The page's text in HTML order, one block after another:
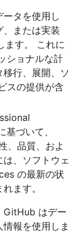
タを使用し
、または実装
す。 これに
ショナルな計
行、展開、ソ
スの提供が含
づいて、
、品質、およ
、ソフトウェ
の最新の状
ます。
GitHub はデー
報を使用しま